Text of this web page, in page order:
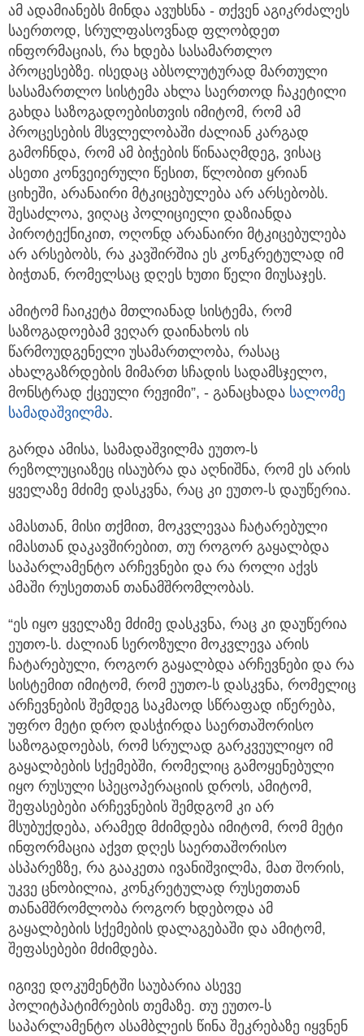
ამ ადამიანებს მინდა ავუხსნა - თქვენ აგიკრძალეს
საერთოდ, სრულფასოვნად ფლობდეთ
ინფორმაციას, რა ხდება სასამართლო
პროცესებზე. ისედაც აბსოლუტურად მართული
სასამართლო სისტემა ახლა საერთოდ ჩაკეტილი
გახდა საზოგადოებისთვის იმიტომ, რომ ამ
პროცესების მსვლელობაში ძალიან კარგად
გამოჩნდა, რომ ამ ბიჭების წინააღმდეგ, ვისაც
ასეთი კონვეიერული წესით, წლობით ყრიან
ციხეში, არანაირი მტკიცებულება არ არსებობს.
შესაძლოა, ვიღაც პოლიციელი დაზიანდა
პიროტექნიკით, ოღონდ არანაირი მტკიცებულება
არ არსებობს, რა კავშირშია ეს კონკრეტულად იმ
ბიჭთან, რომელსაც დღეს ხუთი წელი მიუსაჯეს.
ამიტომ ჩაიკეტა მთლიანად სისტემა, რომ
საზოგადოებამ ვეღარ დაინახოს ის
წარმოუდგენელი უსამართლობა, რასაც
ახალგაზრდების მიმართ სჩადის სადამსჯელო,
მონსტრად ქცეული რეჟიმი”, - განაცხადა სალომე
სამადაშვილმა.
გარდა ამისა, სამადაშვილმა ეუთო-ს
რეზოლუციაზეც ისაუბრა და აღნიშნა, რომ ეს არის
ყველაზე მძიმე დასკვნა, რაც კი ეუთო-ს დაუწერია.
ამასთან, მისი თქმით, მოკვლევაა ჩატარებული
იმასთან დაკავშირებით, თუ როგორ გაყალბდა
საპარლამენტო არჩევნები და რა როლი აქვს
ამაში რუსეთთან თანამშრომლობას.
“ეს იყო ყველაზე მძიმე დასკვნა, რაც კი დაუწერია
ეუთო-ს. ძალიან სეროზული მოკვლევა არის
ჩატარებული, როგორ გაყალბდა არჩევნები და რა
სისტემით იმიტომ, რომ ეუთო-ს დასკვნა, რომელიც
არჩევნების შემდეგ საკმაოდ სწრაფად იწერება,
უფრო მეტი დრო დასჭირდა საერთაშორისო
საზოგადოებას, რომ სრულად გარკვეულიყო იმ
გაყალბების სქემებში, რომელიც გამოყენებული
იყო რუსული სპეცოპერაციის დროს, ამიტომ,
შეფასებები არჩევნების შემდგომ კი არ
მსუბუქდება, არამედ მძიმდება იმიტომ, რომ მეტი
ინფორმაცია აქვთ დღეს საერთაშორისო
ასპარეზზე, რა გააკეთა ივანიშვილმა, მათ შორის,
უკვე ცნობილია, კონკრეტულად რუსეთთან
თანამშრომლობა როგორ ხდებოდა ამ
გაყალბების სქემების დალაგებაში და ამიტომ,
შეფასებები მძიმდება.
იგივე დოკუმენტში საუბარია ასევე
პოლიტპატიმრების თემაზე. თუ ეუთო-ს
საპარლამენტო ასამბლეის წინა შეკრებაზე იყვნენ